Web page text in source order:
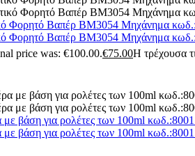
Φορητό Βαπέρ BM3054 Μηχάνημα
Φορητό Βαπέρ BM3054 Μηχάνημα
price was: €100.00.€75.00Η τρέχουσα
με βάση για ρολέτες των 100ml
με βάση για ρολέτες των 100ml